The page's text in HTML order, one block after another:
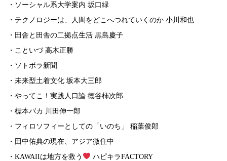
・ソーシャル系大学案内 坂口緑
・テクノロジーは、人間をどこへつれていくのか 小川和也
・田舎と田舎の二拠点生活 黒島慶子
・こといづ 高木正勝
・ソトボラ新聞
・未来型土着文化 坂本大三郎
・やってこ！実践人口論 徳谷柿次郎
・標本バカ 川田伸一郎
・フィロソフィーとしての「いのち」 稲葉俊郎
・田中佑典の現在、アジア微住中
・KAWAIIは地方を救う
ハピキラFACTORY